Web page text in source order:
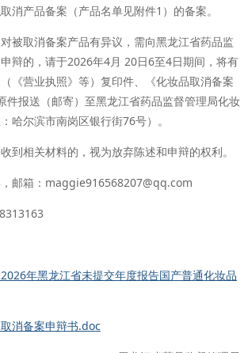
消产品备案（产品名单见附件1）的备案。
被取消备案产品有异议，需向黑龙江省药品监
辩的，请于2026年4月 20日6至4日期间，将有
《营业执照》等）复印件、《化妆品取消备案
件报送（邮寄）至黑龙江省药品监督管理局化妆
哈尔滨市南岗区银行街76号）。
到相关材料的，视为放弃陈述和申辩的权利。
邮箱：maggie916568207@qq.com
年黑龙江省未提交年度报告国产普通化妆品
消备案申辩书.doc